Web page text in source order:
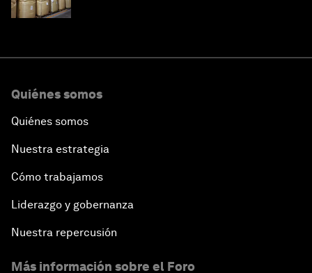
Quiénes somos
Quiénes somos
Nuestra estrategia
Cómo trabajamos
Liderazgo y gobernanza
Nuestra repercusión
Más información sobre el Foro